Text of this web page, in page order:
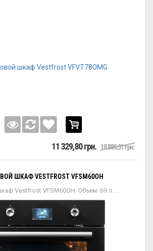
11 329,80 грн. 18 889,31 грн.
ШКАФ VESTFROST VFSM60OH
Vestfrost VFSM60OH. Объем: 69 л....